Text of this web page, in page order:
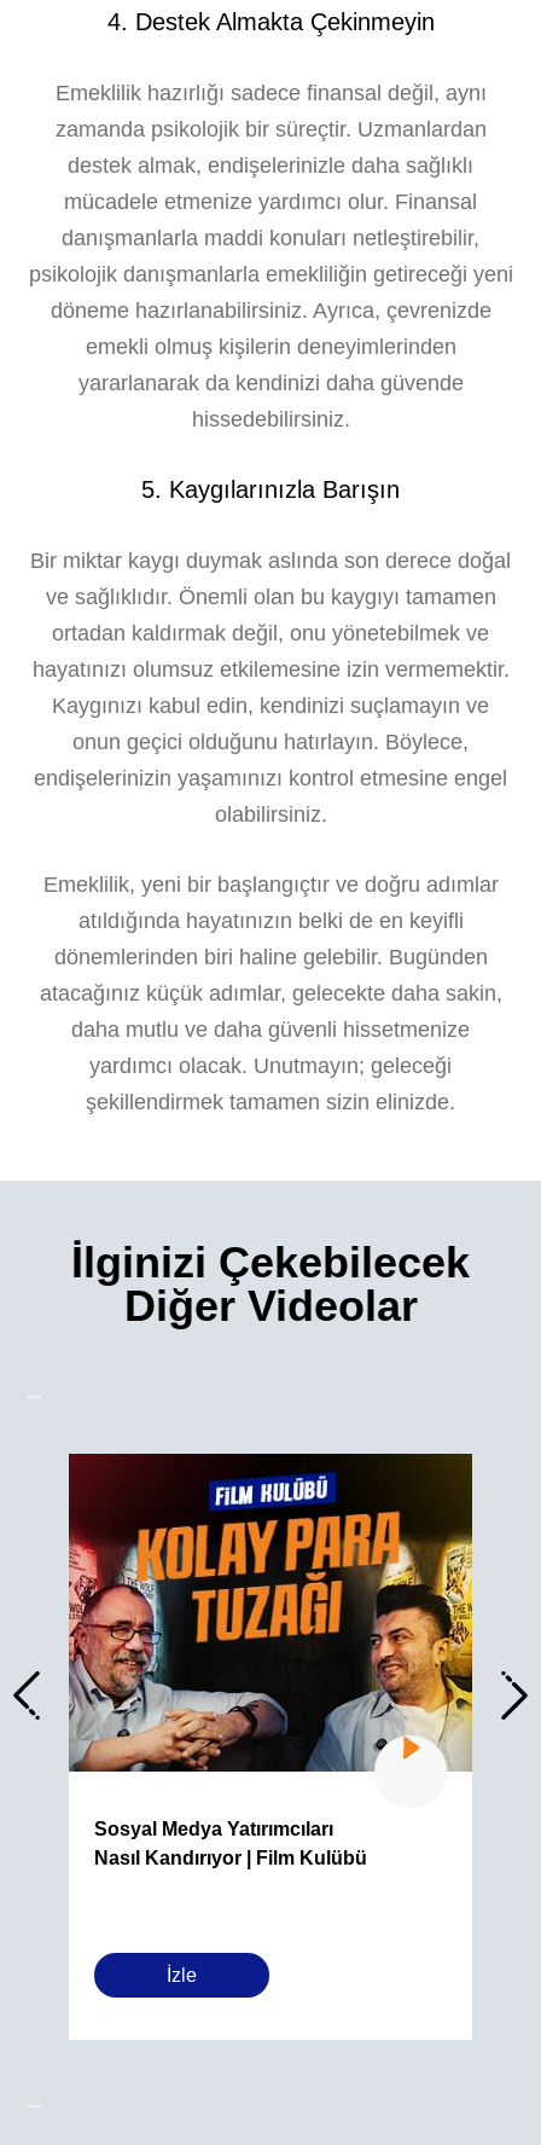
4. Destek Almakta Çekinmeyin
Emeklilik hazırlığı sadece finansal değil, aynı
zamanda psikolojik bir süreçtir. Uzmanlardan
destek almak, endişelerinizle daha sağlıklı
mücadele etmenize yardımcı olur. Finansal
danışmanlarla maddi konuları netleştirebilir,
psikolojik danışmanlarla emekliliğin getireceği yeni
döneme hazırlanabilirsiniz. Ayrıca, çevrenizde
emekli olmuş kişilerin deneyimlerinden
yararlanarak da kendinizi daha güvende
hissedebilirsiniz.
5. Kaygılarınızla Barışın
Bir miktar kaygı duymak aslında son derece doğal
ve sağlıklıdır. Önemli olan bu kaygıyı tamamen
ortadan kaldırmak değil, onu yönetebilmek ve
hayatınızı olumsuz etkilemesine izin vermemektir.
Kaygınızı kabul edin, kendinizi suçlamayın ve
onun geçici olduğunu hatırlayın. Böylece,
endişelerinizin yaşamınızı kontrol etmesine engel
olabilirsiniz.
Emeklilik, yeni bir başlangıçtır ve doğru adımlar
atıldığında hayatınızın belki de en keyifli
dönemlerinden biri haline gelebilir. Bugünden
atacağınız küçük adımlar, gelecekte daha sakin,
daha mutlu ve daha güvenli hissetmenize
yardımcı olacak. Unutmayın; geleceği
şekillendirmek tamamen sizin elinizde.
İlginizi Çekebilecek
Diğer Videolar
Sosyal Medya Yatırımcıları
Nasıl Kandırıyor | Film Kulübü
İzle